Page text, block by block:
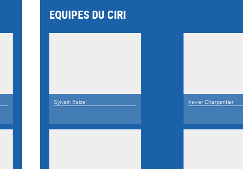
EQUIPES DU CIRI
Sylvain Baize Xavier Charpentier